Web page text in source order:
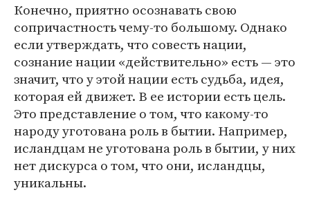
Конечно, приятно осознавать свою
сопричастность чему-то большому. Однако
если утверждать, что совесть нации,
сознание нации «действительно» есть — это
значит, что у этой нации есть судьба, идея,
которая ей движет. В ее истории есть цель.
Это представление о том, что какому-то
народу уготована роль в бытии. Например,
исландцам не уготована роль в бытии, у них
нет дискурса о том, что они, исландцы,
уникальны.